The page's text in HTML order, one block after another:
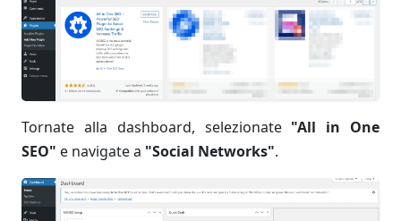
Tornate alla dashboard, selezionate "All in One
SEO" e navigate a "Social Networks".